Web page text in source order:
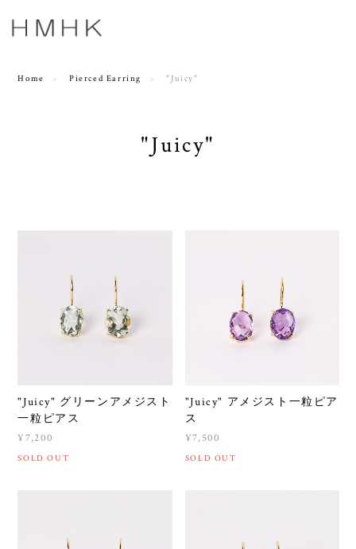
Home Pierced Earring "Juicy"
"Juicy"
"Juicy" グリーンアメジスト
一粒ピアス
¥7,200
SOLD OUT
"Juicy" アメジスト一粒ピア
ス
¥7,500
SOLD OUT